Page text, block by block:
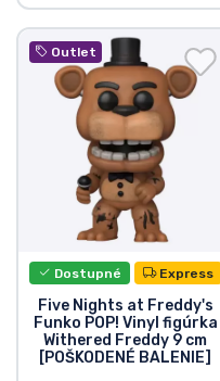
Outlet
Dostupné Express
Five Nights at Freddy's
Funko POP! Vinyl figúrka
Withered Freddy 9 cm
[POŠKODENÉ BALENIE]